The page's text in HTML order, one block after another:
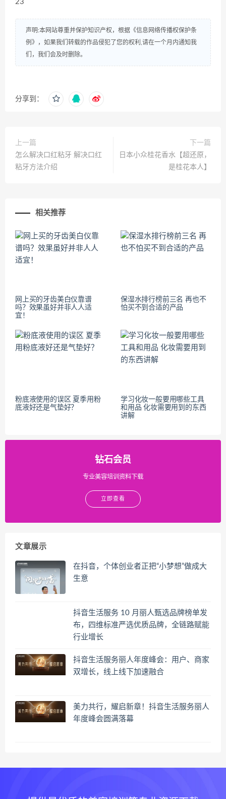
23
声明:本网站尊重并保护知识产权，根据《信息网络传播权保护条
例》，如果我们转载的作品侵犯了您的权利,请在一个月内通知我
们，我们会及时删除。
分享到：
上一篇
怎么解决口红粘牙 解决口红
粘牙方法介绍
下一篇
日本小众桂花香水【超还原，
是桂花本人】
相关推荐
网上买的牙齿美白仪靠谱
吗？效果虽好并非人人适
宜！
保湿水排行榜前三名 再也不
怕买不到合适的产品
粉底液使用的误区 夏季用粉
底液好还是气垫好？
学习化妆一般要用哪些工具
和用品 化妆需要用到的东西
讲解
钻石会员
专业美容培训资料下载
立即查看
文章展示
在抖音，个体创业者正把“小梦想”做成大
生意
抖音生活服务 10 月丽人甄选品牌榜单发
布，四维标准严选优质品牌，全链路赋能
行业增长
抖音生活服务丽人年度峰会：用户、商家
双增长，线上线下加速融合
美力共行，耀启新章！抖音生活服务丽人
年度峰会圆满落幕